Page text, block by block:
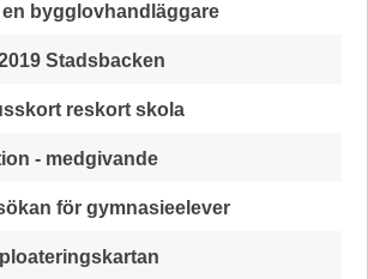
en bygglovhandläggare
Stadsbacken
reskort skola
- medgivande
för gymnasieelever